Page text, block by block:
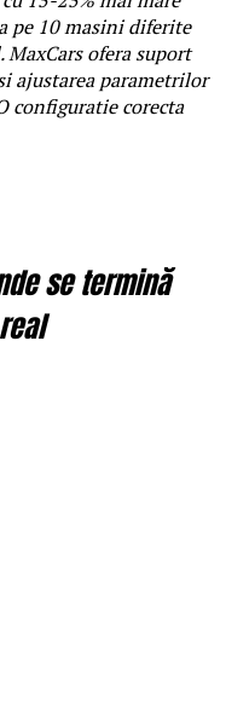
pe 10 masini diferite
ofera suport
ajustarea parametrilor
configuratie corecta
se termină